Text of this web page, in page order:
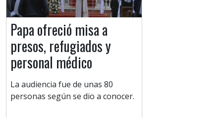
Papa ofreció misa a
presos, refugiados y
personal médico
La audiencia fue de unas 80
personas según se dio a conocer.